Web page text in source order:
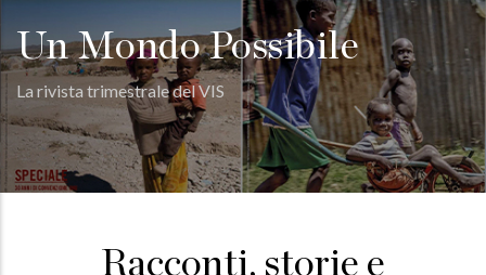
Un Mondo Possibile
La rivista trimestrale del VIS
Racconti, storie e